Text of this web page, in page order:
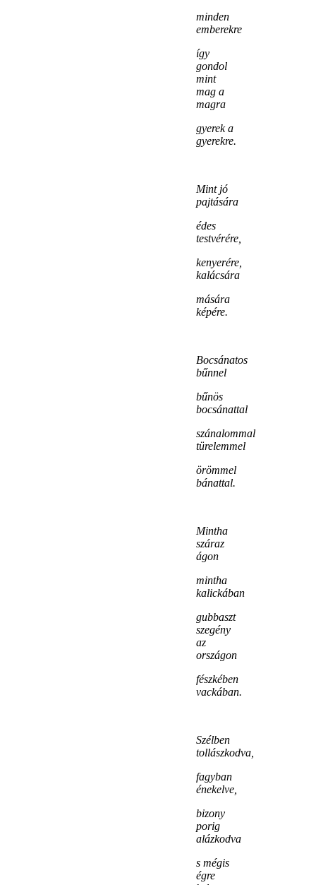
minden
emberekre
így
gondol
mint
mag a
magra
gyerek a
gyerekre.
Mint jó
pajtására
édes
testvérére,
kenyerére,
kalácsára
mására
képére.
Bocsánatos
bűnnel
bűnös
bocsánattal
szánalommal
türelemmel
örömmel
bánattal.
Mintha
száraz
ágon
mintha
kalickában
gubbaszt
szegény
az
országon
fészkében
vackában.
Szélben
tollászkodva,
fagyban
énekelve,
bizony
porig
alázkodva
s mégis
égre